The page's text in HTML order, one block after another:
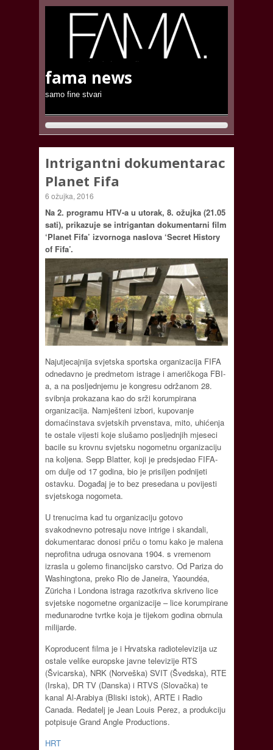
fama news
samo fine stvari
Intrigantni dokumentarac
Planet Fifa
6 ožujka, 2016
Na 2. programu HTV-a u utorak, 8. ožujka (21.05
sati), prikazuje se intrigantan dokumentarni film
‘Planet Fifa’ izvornoga naslova ‘Secret History
of Fifa’.
Najutjecajnija svjetska sportska organizacija FIFA
odnedavno je predmetom istrage i američkoga FBI-
a, a na posljednjemu je kongresu održanom 28.
svibnja prokazana kao do srži korumpirana
organizacija. Namješteni izbori, kupovanje
domaćinstava svjetskih prvenstava, mito, uhićenja
te ostale vijesti koje slušamo posljednjih mjeseci
bacile su krovnu svjetsku nogometnu organizaciju
na koljena. Sepp Blatter, koji je predsjedao FIFA-
om dulje od 17 godina, bio je prisiljen podnijeti
ostavku. Događaj je to bez presedana u povijesti
svjetskoga nogometa.
U trenucima kad tu organizaciju gotovo
svakodnevno potresaju nove intrige i skandali,
dokumentarac donosi priču o tomu kako je malena
neprofitna udruga osnovana 1904. s vremenom
izrasla u golemo financijsko carstvo. Od Pariza do
Washingtona, preko Rio de Janeira, Yaoundéa,
Züricha i Londona istraga razotkriva skriveno lice
svjetske nogometne organizacije – lice korumpirane
međunarodne tvrtke koja je tijekom godina obrnula
milijarde.
Koproducent filma je i Hrvatska radiotelevizija uz
ostale velike europske javne televizije RTS
(Švicarska), NRK (Norveška) SVIT (Švedska), RTE
(Irska), DR TV (Danska) i RTVS (Slovačka) te
kanal Al-Arabiya (Bliski istok), ARTE i Radio
Canada. Redatelj je Jean Louis Perez, a produkciju
potpisuje Grand Angle Productions.
HRT